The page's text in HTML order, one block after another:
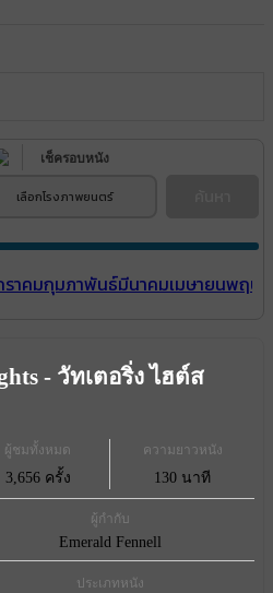
เช็ครอบหนัง
เลือกโรงภาพยนตร์
าคมกุมภาพันธ์มีนาคมเมษายนพฤษ
ผู้ชมทั้งหมด
3,656 ครั้ง
ความยาวหนัง
130 นาที
ผู้กำกับ
Emerald Fennell
ประเภทหนัง
- วัทเตอริ่ง ไฮต์ส